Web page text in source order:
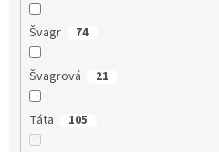
Švagr 74
Švagrová 21
Táta 105